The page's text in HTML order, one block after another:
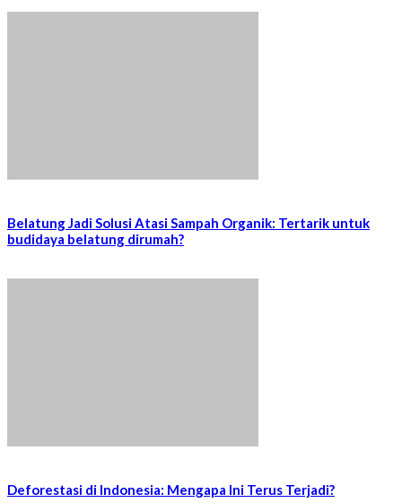
Belatung Jadi Solusi Atasi Sampah Organik: Tertarik untuk
budidaya belatung dirumah?
Deforestasi di Indonesia: Mengapa Ini Terus Terjadi?